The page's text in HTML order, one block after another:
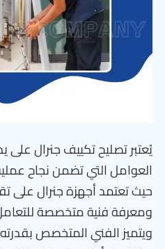
يُعتبر تصليح تكييف جنرال
العوامل التي تضمن نجاح
حيث تعتمد أجهزة جنرال على
ومعرفة فنية متخصصة
ويتميز الفني المتخصص